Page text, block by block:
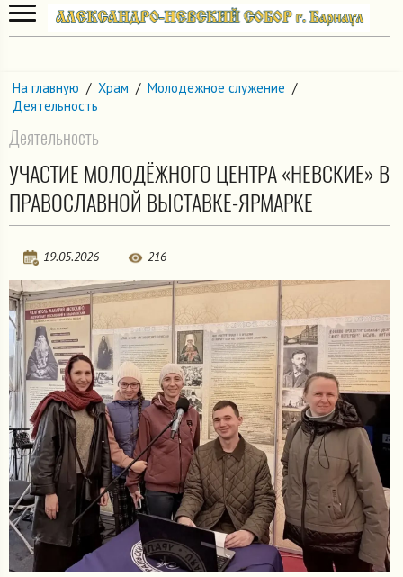
На главную / Храм / Молодежное служение /
Деятельность
Деятельность
УЧАСТИЕ МОЛОДЁЖНОГО ЦЕНТРА «НЕВСКИЕ» В
ПРАВОСЛАВНОЙ ВЫСТАВКЕ-ЯРМАРКЕ
19.05.2026 216